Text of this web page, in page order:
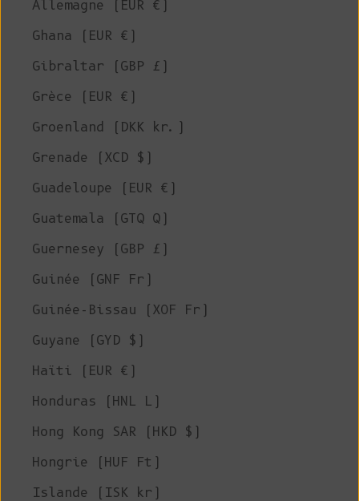
Allemagne (EUR €)
Ghana (EUR €)
Gibraltar (GBP £)
Grèce (EUR €)
Groenland (DKK kr.)
Grenade (XCD $)
Guadeloupe (EUR €)
Guatemala (GTQ Q)
Guernesey (GBP £)
Guinée (GNF Fr)
Guinée-Bissau (XOF Fr)
Guyane (GYD $)
Haïti (EUR €)
Honduras (HNL L)
Hong Kong SAR (HKD $)
Hongrie (HUF Ft)
Islande (ISK kr)